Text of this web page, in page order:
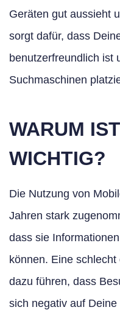
Geräten gut aussieht
sorgt dafür, dass
benutzerfreundlich ist
Suchmaschinen
WARUM
WICHTIG?
Die Nutzung von
Jahren stark
dass sie
können. Eine
dazu führen, dass
sich negativ auf